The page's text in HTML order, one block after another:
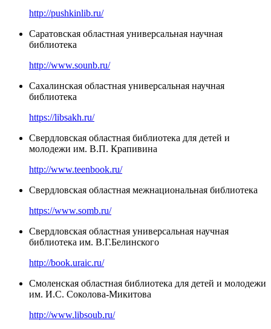
http://pushkinlib.ru/
Саратовская областная универсальная научная
библиотека
http://www.sounb.ru/
Сахалинская областная универсальная научная
библиотека
https://libsakh.ru/
Свердловская областная библиотека для детей и
молодежи им. В.П. Крапивина
http://www.teenbook.ru/
Свердловская областная межнациональная библиотека
https://www.somb.ru/
Свердловская областная универсальная научная
библиотека им. В.Г.Белинского
http://book.uraic.ru/
Смоленская областная библиотека для детей и молодежи
им. И.С. Соколова-Микитова
http://www.libsoub.ru/